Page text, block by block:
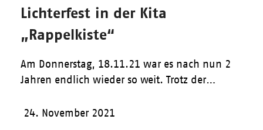
Lichterfest in der Kita
„Rappelkiste“
Am Donnerstag, 18.11.21 war es nach nun 2
Jahren endlich wieder so weit. Trotz der…
24. November 2021